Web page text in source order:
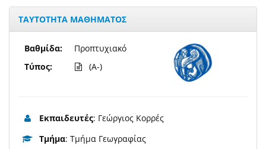
ΤΑΥΤΟΤΗΤΑ ΜΑΘΗΜΑΤΟΣ
Βαθμίδα:
Τύπος:
Προπτυχιακό
(A-)
Εκπαιδευτές: Γεώργιος Κορρές
Τμήμα: Τμήμα Γεωγραφίας